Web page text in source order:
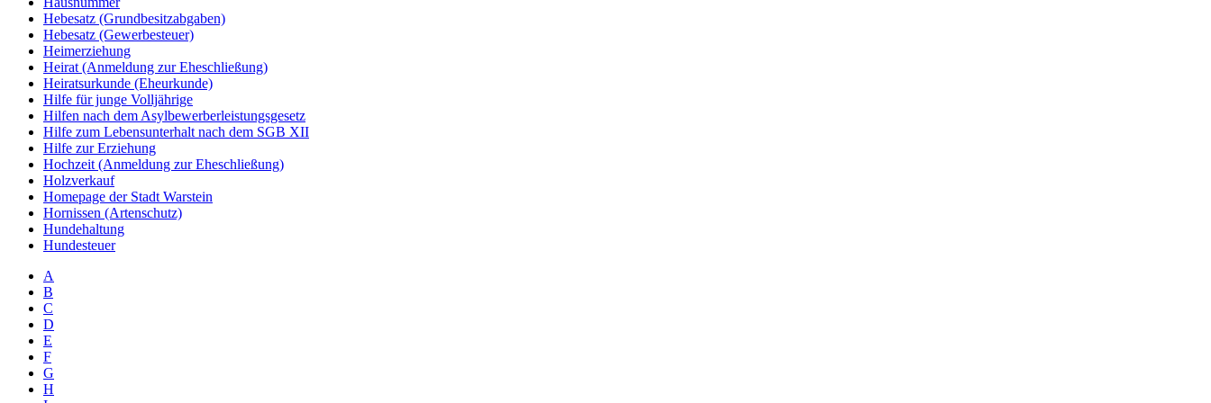
Hebesatz (Grundbesitzabgaben)
Hebesatz (Gewerbesteuer)
Heimerziehung
Heirat (Anmeldung zur Eheschließung)
Heiratsurkunde (Eheurkunde)
Hilfe für junge Volljährige
Hilfen nach dem Asylbewerberleistungsgesetz
Hilfe zum Lebensunterhalt nach dem SGB XII
Hilfe zur Erziehung
Hochzeit (Anmeldung zur Eheschließung)
Holzverkauf
Homepage der Stadt Warstein
Hornissen (Artenschutz)
Hundehaltung
Hundesteuer
A
B
C
D
E
F
G
H